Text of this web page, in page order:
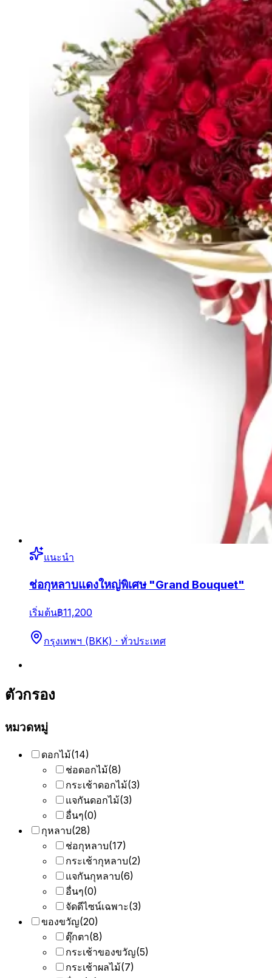
แนะนำ
ช่อกุหลาบแดงใหญ่พิเศษ "Grand Bouquet"
เริ่มต้น฿11,200
กรุงเทพฯ (BKK) · ทั่วประเทศ
ตัวกรอง
หมวดหมู่
ดอกไม้(14)
ช่อดอกไม้(8)
กระเช้าดอกไม้(3)
แจกันดอกไม้(3)
อื่นๆ(0)
กุหลาบ(28)
ช่อกุหลาบ(17)
กระเช้ากุหลาบ(2)
แจกันกุหลาบ(6)
อื่นๆ(0)
จัดดีไซน์เฉพาะ(3)
ของขวัญ(20)
ตุ๊กตา(8)
กระเช้าของขวัญ(5)
กระเช้าผลไม้(7)